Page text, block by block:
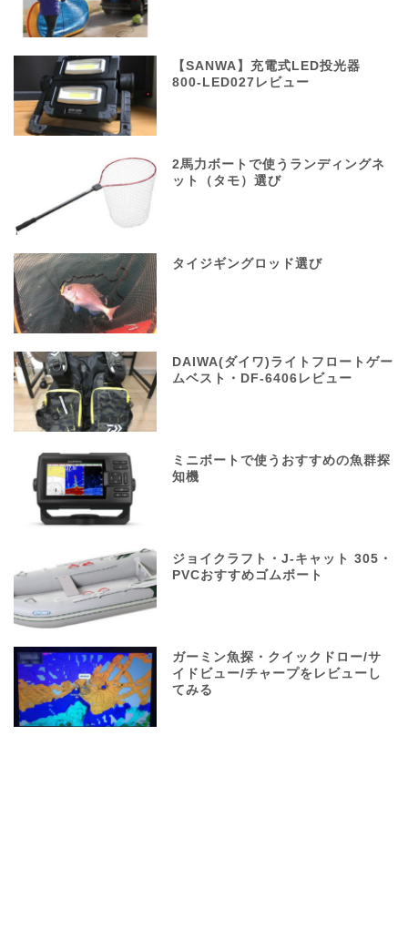
【SANWA】充電式LED投光器
800-LED027レビュー
2馬力ボートで使うランディングネ
ット（タモ）選び
タイジギングロッド選び
DAIWA(ダイワ)ライトフロートゲー
ムベスト・DF-6406レビュー
ミニボートで使うおすすめの魚群探
知機
ジョイクラフト・J-キャット 305・
PVCおすすめゴムボート
ガーミン魚探・クイックドロー/サ
イドビュー/チャープをレビューし
てみる